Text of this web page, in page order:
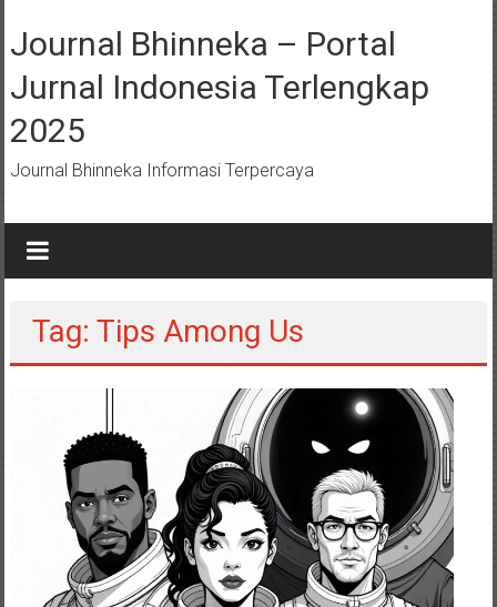
konten
Journal Bhinneka – Portal
Jurnal Indonesia Terlengkap
2025
Journal Bhinneka Informasi Terpercaya
Tag: Tips Among Us